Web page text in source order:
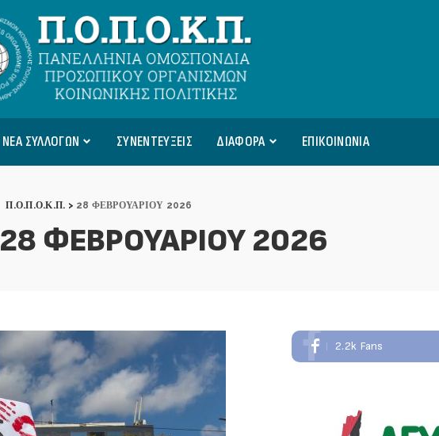
ΝΕΑ ΣΥΛΛΟΓΩΝ ΣΥΝΕΝΤΕΥΞΕΙΣ ΔΙΑΦΟΡΑ ΕΠΙΚΟΙΝΩΝΊΑ
Π.Ο.Π.Ο.Κ.Π. > 28 ΦΕΒΡΟΥΑΡΙΟΥ 2026
28 ΦΕΒΡΟΥΑΡΙΟΥ 2026
2.2k Fans